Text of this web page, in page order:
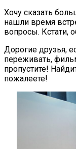
Хочу сказать
нашли время
вопросы. Кстати,
Дорогие друзья,
переживать,
пропустите!
пожалеете!